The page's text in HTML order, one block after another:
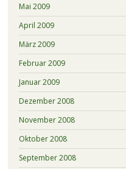
Mai 2009
April 2009
März 2009
Februar 2009
Januar 2009
Dezember 2008
November 2008
Oktober 2008
September 2008